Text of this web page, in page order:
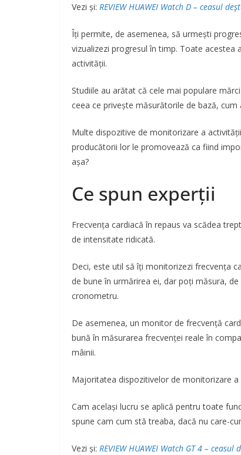
Vezi și: REVIEWHUAWEI Watch D – ceasul
Îți permite, de asemenea, să urmești
vizualizezi progresul în timp. Toate
activității.
Studiile au arătat că cele mai populare
ceea ce privește măsurătorile de bază,
Multe dispozitive de monitorizare a
producătorii lor le promovează ca fiind
așa?
Ce spun experții
Frecvența cardiacă în repaus va scădea
de intensitate ridicată.
Deci, este util să îți monitorizezi frecvența
de bune în urmărirea ei, dar poți măsura,
cronometru.
De asemenea, un monitor de frecvență
bună în măsurarea frecvenței reale în
mâinii.
Majoritatea dispozitivelor de monitorizare
Cam același lucru se aplică pentru toate
spune cam cum stă treaba, dacă nu care-
Vezi și: REVIEW HUAWEI Watch GT 4 –